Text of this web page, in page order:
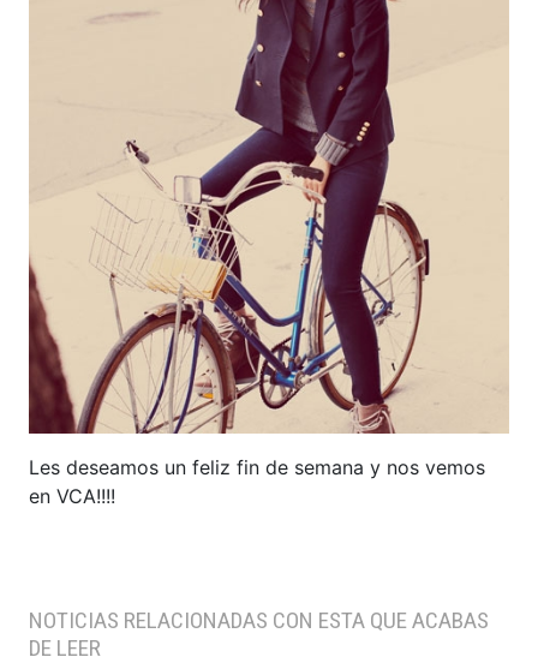
Les deseamos un feliz fin de semana y nos vemos
en VCA!!!!
NOTICIAS RELACIONADAS CON ESTA QUE ACABAS
DE LEER